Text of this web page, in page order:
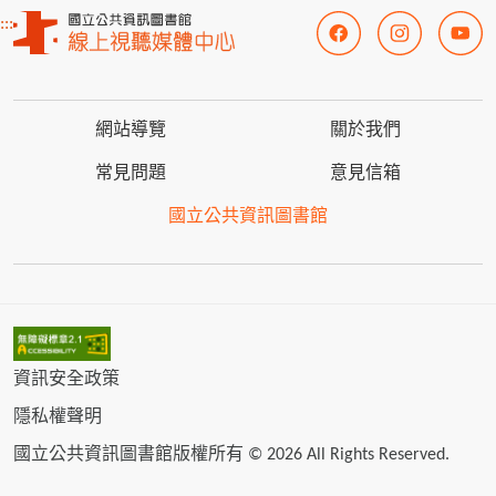
:::
網站導覽 關於我們
常見問題 意見信箱
國立公共資訊圖書館
資訊安全政策
隱私權聲明
國立公共資訊圖書館版權所有 © 2026 All Rights Reserved.